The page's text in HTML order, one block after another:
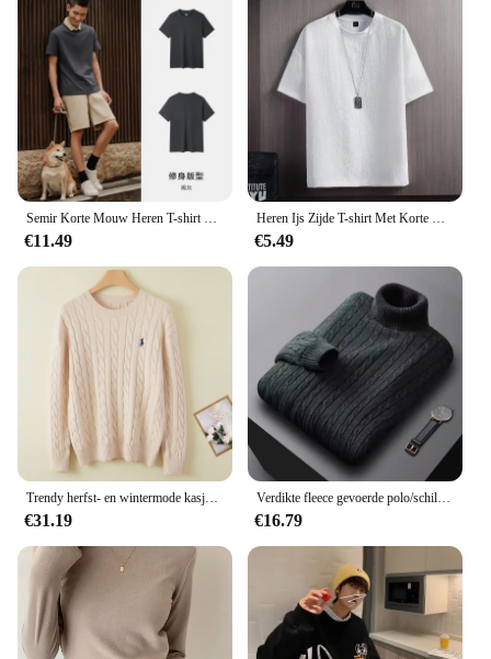
Semir Korte Mouw Heren T-shirt Katoen 2024 Zomer Nieuwe Man Kleding Is Dun En Veelzijdig T-shirt Koppels Effen Kleur Dieptepunt
€11.49
Heren Ijs Zijde T-shirt Met Korte Mouwen Zomer Dunne Stijl 2024 Top Body T-shirt Trendy Merk Loose Fit Half mouw
€5.49
Trendy herfst- en wintermode kasjmier geborduurde trui voor koppels, O-hals heren en dames nieuwe dikke zachte losse t
€31.19
Verdikte fleece gevoerde polo/schildpadhals herentrui Winterkatoen Materiaal Zodiac Year Nieuwe stijl Casual comfortabele trui
€16.79